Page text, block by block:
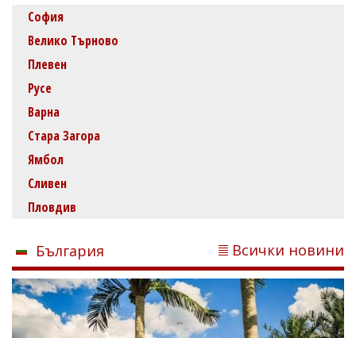
София
Велико Търново
Плевен
Русе
Варна
Стара Загора
Ямбол
Сливен
Пловдив
България Всички новини